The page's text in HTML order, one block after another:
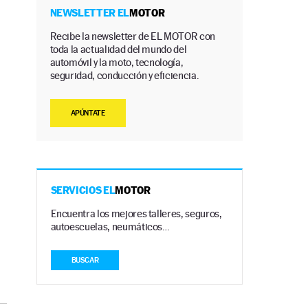
NEWSLETTER ELMOTOR
Recibe la newsletter de EL MOTOR con
toda la actualidad del mundo del
automóvil y la moto, tecnología,
seguridad, conducción y eficiencia.
APÚNTATE
SERVICIOS ELMOTOR
Encuentra los mejores talleres, seguros,
autoescuelas, neumáticos…
BUSCAR